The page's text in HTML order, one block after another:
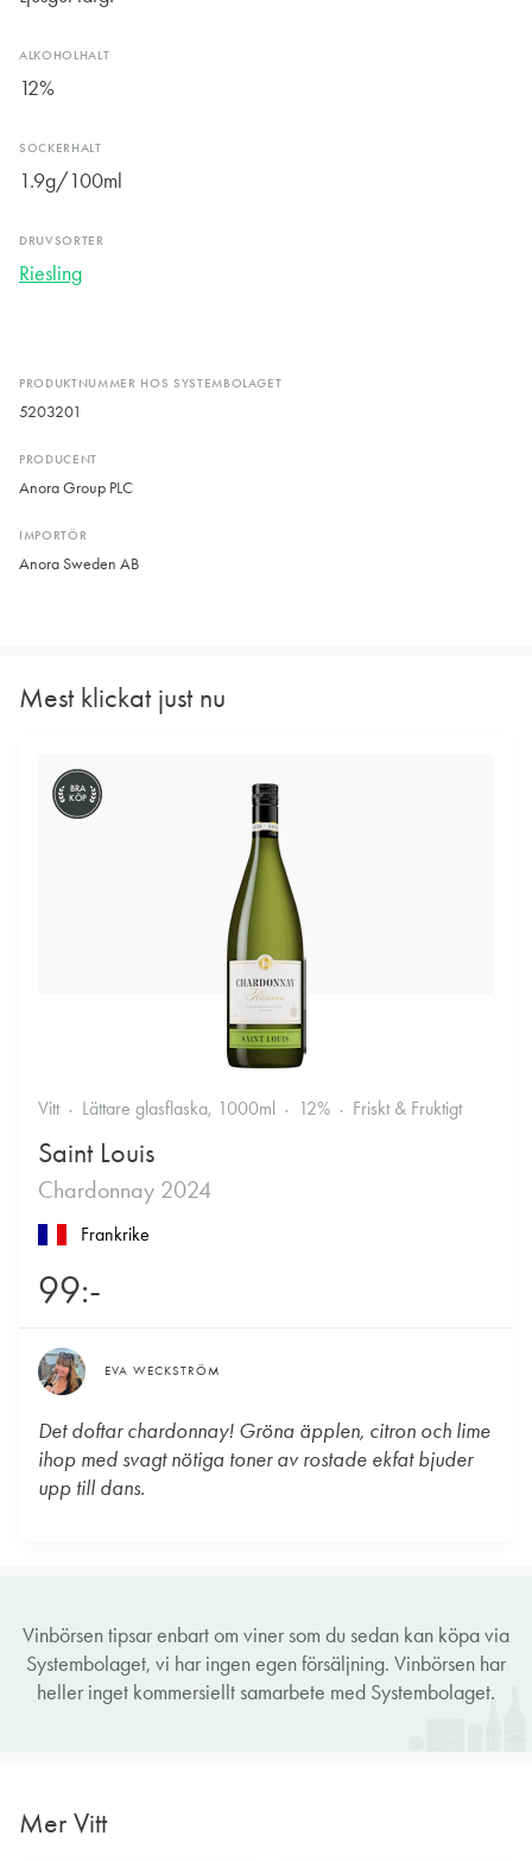
PRODUKTNUMMER HOS SYSTEMBOLAGET
5203201
PRODUCENT
Anora Group PLC
IMPORTÖR
Anora Sweden AB
ALKOHOLHALT
12%
SOCKERHALT
1.9g/100ml
DRUVSORTER
Riesling
Mest klickat just nu
BRA
KÖP
Vitt Lättare glasflaska, 1000ml 12% Friskt & Fruktigt
Saint Louis
Chardonnay 2024
Frankrike
99:-
EVA WECKSTRÖM
Det doftar chardonnay! Gröna äpplen, citron och lime
ihop med svagt nötiga toner av rostade ekfat bjuder
upp till dans.
Vinbörsen tipsar enbart om viner som du sedan kan köpa via
Systembolaget, vi har ingen egen försäljning. Vinbörsen har
heller inget kommersiellt samarbete med Systembolaget.
Mer Vitt